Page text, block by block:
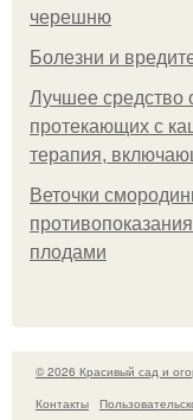
черешню
Болезни и
Лучшее средство
протекающих с
терапия,
Веточки
плодами
© 2026 Красивый сад и
Контакты